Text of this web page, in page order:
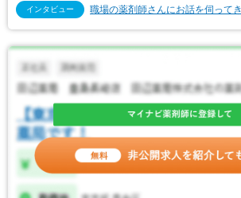
インタビュー 職場の薬剤師さんにお話を伺って